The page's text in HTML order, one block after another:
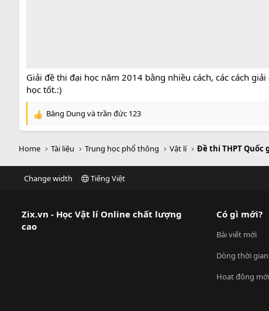
Giải đề thi đại học năm 2014 bằng nhiều cách, các cách
học tốt.:)
R
e
c
o
:
Băng Dung vàtrần đức 123
Home Tài liệu Trung học phổ thông Vật lí Đề thi THPT Quốc
Change width Tiếng Việt
Zix.vn - Học Vật lí Online chất lượng
cao
Có gì mới?
Bài viết mới
Dòng thời gian
Hoạt động